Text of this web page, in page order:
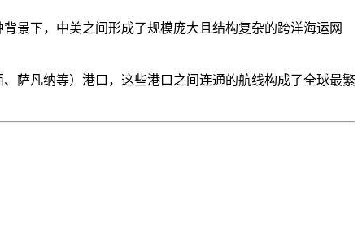
景下，中美之间形成了规模庞大且结构复杂的跨洋海运网
萨凡纳等）港口，这些港口之间连通的航线构成了全球最繁